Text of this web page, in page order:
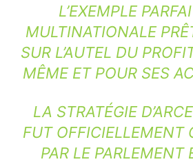
L’EXEMPLE
MULTINATIONALE
SUR L’AUTEL DU
MÊME ET POUR SES
LA STRATÉGIE
FUT OFFICIELLEMENT
PAR LE PARLEMENT